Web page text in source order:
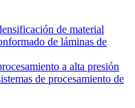
de material
de láminas de
a alta presión
de procesamiento de